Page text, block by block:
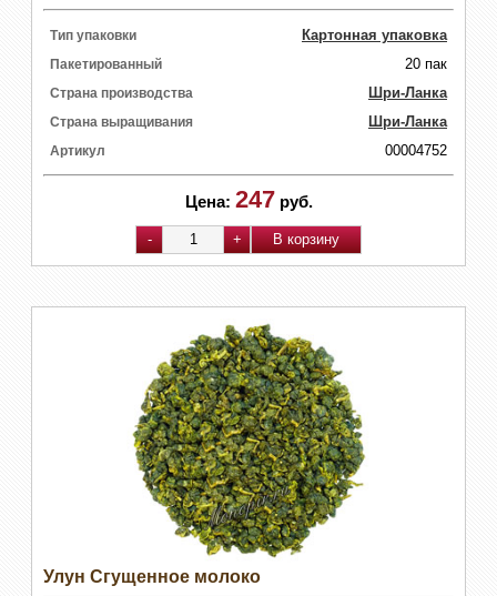
Тип упаковки Картонная упаковка
Пакетированный 20 пак
Страна производства Шри-Ланка
Страна выращивания Шри-Ланка
Артикул 00004752
Цена: 247 руб.
Улун Сгущенное молоко